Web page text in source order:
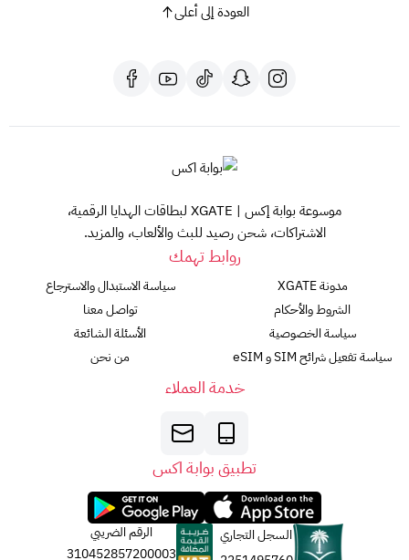
العودة إلى أعلى
موسوعة بوابة إكس | XGATE لبطاقات الهدايا الرقمية،
الاشتراكات، شحن رصيد للبث والألعاب، والمزيد.
روابط تهمك
مدونة XGATE
الشروط والأحكام
سياسة الخصوصية
سياسة تفعيل شرائح SIM و eSIM
سياسة الاستبدال والاسترجاع
تواصل معنا
الأسئلة الشائعة
من نحن
خدمة العملاء
تطبيق بوابة اكس
السجل التجاري
الرقم الضريبي
310452857200003